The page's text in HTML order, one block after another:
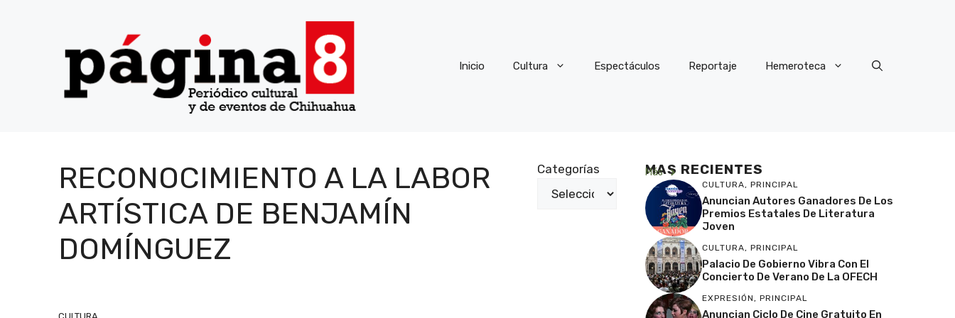
Inicio Cultura Espectáculos Reportaje Hemeroteca
RECONOCIMIENTO A LA LABOR
ARTÍSTICA DE BENJAMÍN
DOMÍNGUEZ
Categorías MAS RECIENTES
Más
CULTURA, PRINCIPAL
Anuncian Autores Ganadores De Los
Premios Estatales De Literatura
Joven
CULTURA, PRINCIPAL
Palacio De Gobierno Vibra Con El
Concierto De Verano De La OFECH
EXPRESIÓN, PRINCIPAL
Anuncian Ciclo De Cine Gratuito En